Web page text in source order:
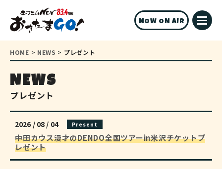
NOW ON AIR
HOME > NEWS > プレゼント
NEWS
プレゼント
2026 / 08 / 04 Present
中田カウス漫才のDENDO全国ツアーin米沢チケットプ
レゼント